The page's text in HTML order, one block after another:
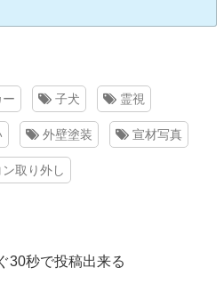
ー 子犬 霊視
外壁塗装 宣材写真
取り外し
30秒で投稿出来る